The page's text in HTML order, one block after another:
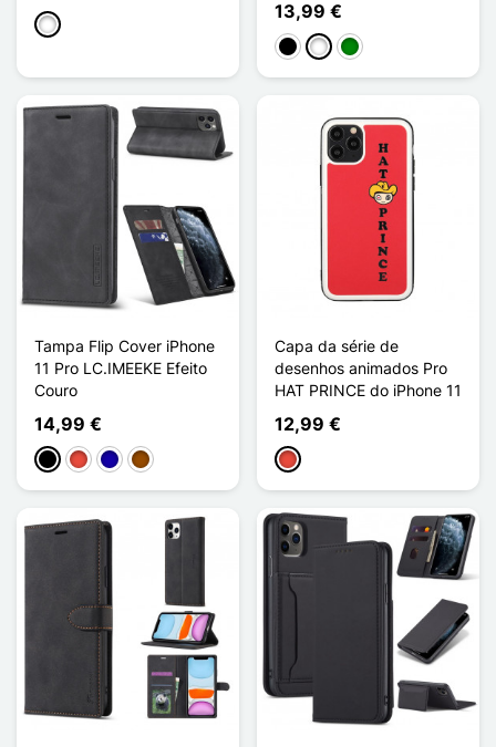
Branco
13,99 €
PretoBrancoVerde
Tampa Flip Cover iPhone
11 Pro LC.IMEEKE Efeito
Couro
14,99 €
PretoVermelhoAzul Escuro
Castanho
Capa da série de
desenhos animados Pro
HAT PRINCE do iPhone 11
12,99 €
Vermelho